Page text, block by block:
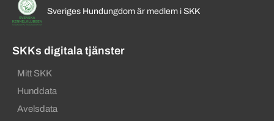
Sveriges Hundungdom är medlem i SKK
SKKs digitala tjänster
Mitt SKK
Hunddata
Avelsdata